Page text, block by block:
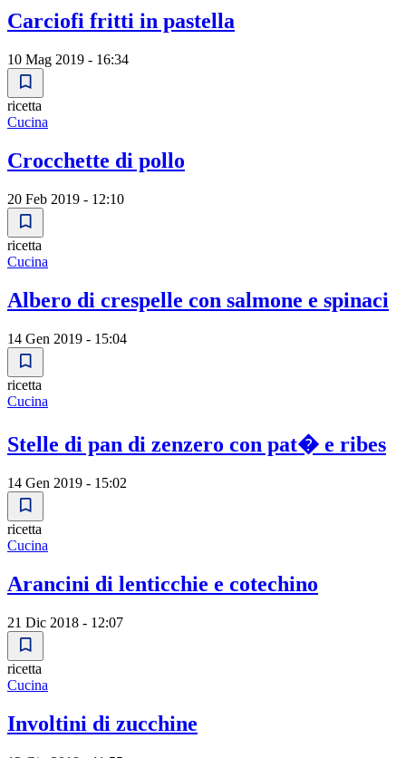
Carciofi fritti in pastella
10 Mag 2019 - 16:34
ricetta
Cucina
Crocchette di pollo
20 Feb 2019 - 12:10
ricetta
Cucina
Albero di crespelle con salmone e spinaci
14 Gen 2019 - 15:04
ricetta
Cucina
Stelle di pan di zenzero con pat� e ribes
14 Gen 2019 - 15:02
ricetta
Cucina
Arancini di lenticchie e cotechino
21 Dic 2018 - 12:07
ricetta
Cucina
Involtini di zucchine